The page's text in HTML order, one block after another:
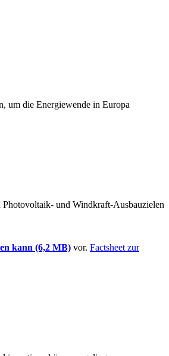
um die Energiewende in Europa
und Windkraft-Ausbauzielen
kann (6,2 MB) vor. Factsheet zur